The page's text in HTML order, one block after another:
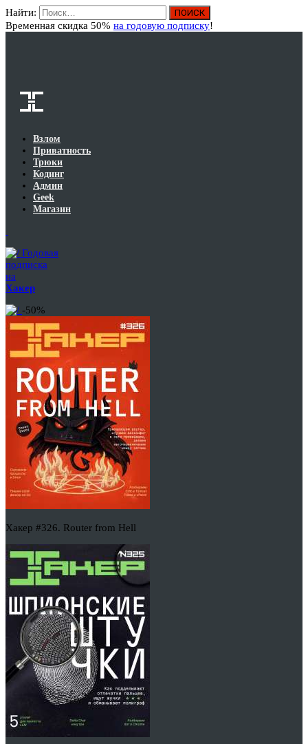
Найти:
Временная скидка 50% на годовую подписку!
Взлом
Приватность
Трюки
Кодинг
Админ
Geek
Магазин
Годовая
подписка
на
Хакер
-50%
Хакер #326. Router from Hell